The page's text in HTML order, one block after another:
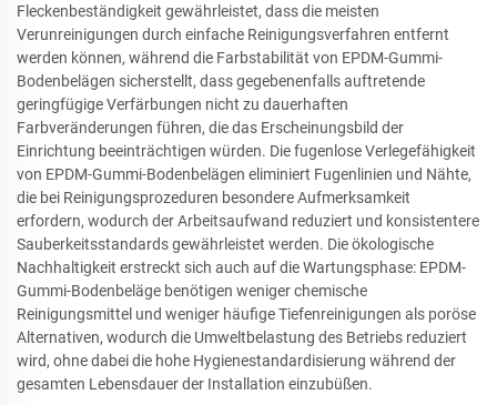
Fleckenbeständigkeit gewährleistet, dass die meisten
Verunreinigungen durch einfache Reinigungsverfahren entfernt
werden können, während die Farbstabilität von EPDM-Gummi-
Bodenbelägen sicherstellt, dass gegebenenfalls auftretende
geringfügige Verfärbungen nicht zu dauerhaften
Farbveränderungen führen, die das Erscheinungsbild der
Einrichtung beeinträchtigen würden. Die fugenlose Verlegefähigkeit
von EPDM-Gummi-Bodenbelägen eliminiert Fugenlinien und Nähte,
die bei Reinigungsprozeduren besondere Aufmerksamkeit
erfordern, wodurch der Arbeitsaufwand reduziert und konsistentere
Sauberkeitsstandards gewährleistet werden. Die ökologische
Nachhaltigkeit erstreckt sich auch auf die Wartungsphase: EPDM-
Gummi-Bodenbeläge benötigen weniger chemische
Reinigungsmittel und weniger häufige Tiefenreinigungen als poröse
Alternativen, wodurch die Umweltbelastung des Betriebs reduziert
wird, ohne dabei die hohe Hygienestandardisierung während der
gesamten Lebensdauer der Installation einzubüßen.